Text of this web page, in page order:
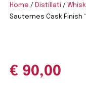
Home / Distillati /
Sauternes Cask Finish
€ 90,00